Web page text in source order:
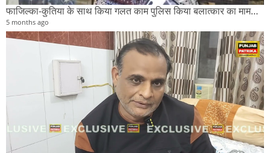
फाजिल्का-कुतिया के साथ किया गलत काम पुलिस किया बलात्कार का मामला दर्ज।
5 months ago